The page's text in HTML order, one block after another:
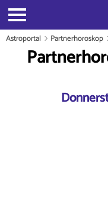
Astroportal Partnerhoroskop